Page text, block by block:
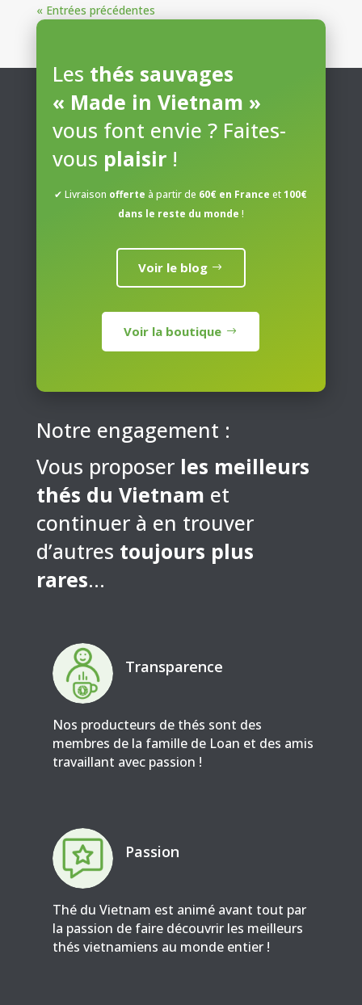
« Entrées précédentes
Les thés sauvages
« Made in Vietnam »
vous font envie ? Faites-
vous plaisir!
✔ Livraison offerte à partir de 60€ en France et100€
dans le reste du monde !
Voir le blog
Voir la boutique
Notre engagement :
Vous proposer les meilleurs
thés du Vietnam et
continuer à en trouver
d’autres toujours plus
rares…
Transparence
Nos producteurs de thés sont des
membres de la famille de Loan et des amis
travaillant avec passion !
Passion
Thé du Vietnam est animé avant tout par
la passion de faire découvrir les meilleurs
thés vietnamiens au monde entier !